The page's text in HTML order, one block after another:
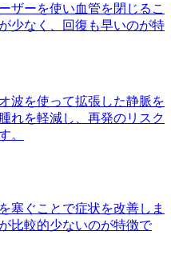
ザーを使い血管を閉じるこ
少なく、回復も早いのが特
波を使って拡張した静脈を
れを軽減し、再発のリスク
。
塞ぐことで症状を改善しま
比較的少ないのが特徴で